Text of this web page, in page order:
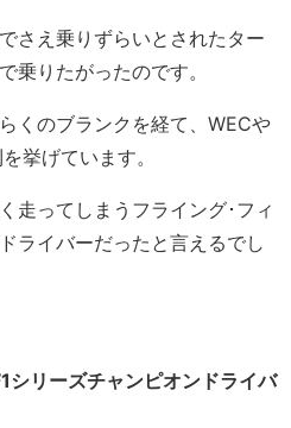
さえ乗りずらいとされたター
乗りたがったのです。
くのブランクを経て、WECや
挙げています。
走ってしまうフライング･フィ
ライバーだったと言えるでし
シリーズチャンピオンドライバ